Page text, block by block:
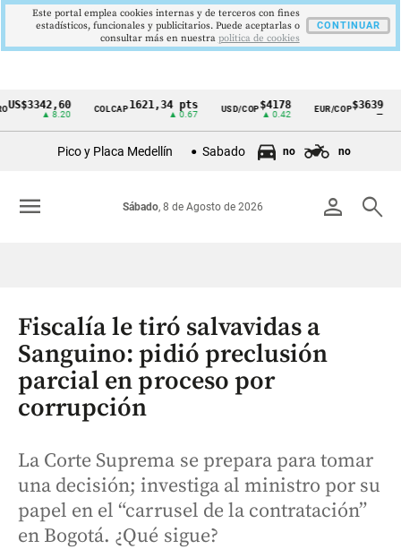
Cintillo
Colombia
▲ 8.20
COLCAP 1621,34 pts
▲ 0.67
USD/COP$4178
▲ 0.42
EUR/COP$3639
Pico y Placa Medellín Sabado no no
person search
Sábado, 8 de Agosto de 2026
menu
Fiscalía le tiró salvavidas a
Sanguino: pidió preclusión
parcial en proceso por
corrupción
La Corte Suprema se prepara para tomar
una decisión; investiga al ministro por su
papel en el “carrusel de la contratación”
en Bogotá. ¿Qué sigue?
Este portal emplea cookies internas y de terceros con fines
estadísticos, funcionales y publicitarios. Puede aceptarlas o
consultar más en nuestra politica de cookies
CONTINUAR